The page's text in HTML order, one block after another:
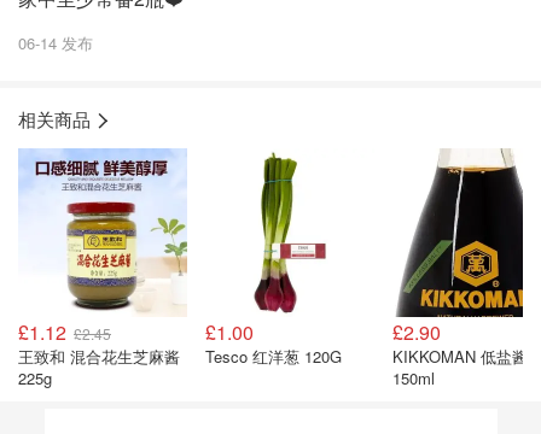
06-14 发布
相关商品
£1.12 £2.45
王致和 混合花生芝麻酱
225g
£1.00
Tesco 红洋葱 120G
£2.90
KIKKOMAN 低盐酱
150ml